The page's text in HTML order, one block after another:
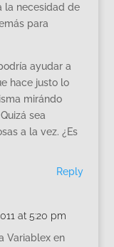
la necesidad de
para
ayudar a
hace justo lo
mirándo
sea
a la vez. ¿Es
Reply
at 5:20 pm
Variablex en